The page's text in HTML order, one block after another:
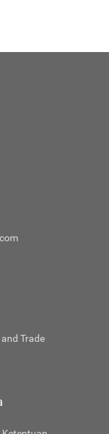
Trade